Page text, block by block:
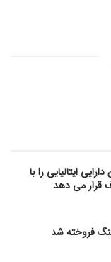
ایتالیایی را با
قرار می دهد